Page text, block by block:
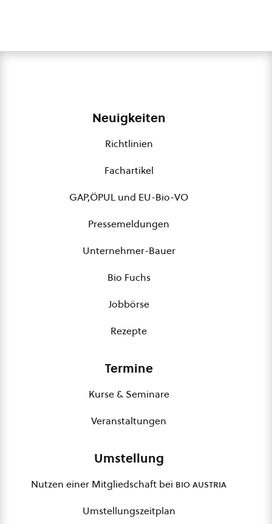
Neuigkeiten
Richtlinien
Fachartikel
GAP,ÖPUL und EU-Bio-VO
Pressemeldungen
Unternehmer-Bauer
Bio Fuchs
Jobbörse
Rezepte
Termine
Kurse & Seminare
Veranstaltungen
Umstellung
Nutzen einer Mitgliedschaft bei bio austria
Umstellungszeitplan